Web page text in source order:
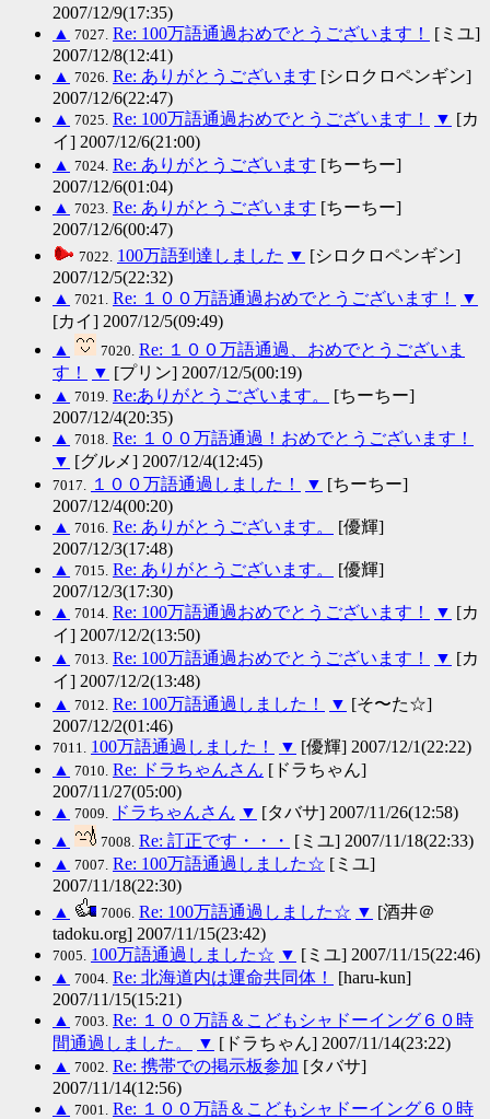
2007/12/9(17:35)
▲ 7027. Re: 100万語通過おめでとうございます！
[ミユ]
2007/12/8(12:41)
▲ 7026. Re: ありがとうございます [シロクロペンギン]
2007/12/6(22:47)
▲ 7025. Re: 100万語通過おめでとうございます！ ▼ [カ
イ] 2007/12/6(21:00)
▲ 7024. Re: ありがとうございます [ちーちー]
2007/12/6(01:04)
▲ 7023. Re: ありがとうございます [ちーちー]
2007/12/6(00:47)
7022. 100万語到達しました ▼ [シロクロペンギン]
2007/12/5(22:32)
▲ 7021. Re: １００万語通過おめでとうございます！
▼
[カイ] 2007/12/5(09:49)
▲
7020. Re: １００万語通過、おめでとうございま
す！
▼ [プリン] 2007/12/5(00:19)
▲ 7019. Re:ありがとうございます。
[ちーちー]
2007/12/4(20:35)
▲ 7018. Re: １００万語通過！おめでとうございます！
▼ [グルメ] 2007/12/4(12:45)
7017. １００万語通過しました！ ▼ [ちーちー]
2007/12/4(00:20)
▲ 7016. Re: ありがとうございます。
[優輝]
2007/12/3(17:48)
▲ 7015. Re: ありがとうございます。
[優輝]
2007/12/3(17:30)
▲ 7014. Re: 100万語通過おめでとうございます！ ▼ [カ
イ] 2007/12/2(13:50)
▲ 7013. Re: 100万語通過おめでとうございます！ ▼ [カ
イ] 2007/12/2(13:48)
▲ 7012. Re: 100万語通過しました！ ▼ [そ〜た☆]
2007/12/2(01:46)
7011. 100万語通過しました！ ▼ [優輝] 2007/12/1(22:22)
▲ 7010. Re: ドラちゃんさん [ドラちゃん]
2007/11/27(05:00)
▲ 7009. ドラちゃんさん ▼ [タバサ] 2007/11/26(12:58)
▲
7008. Re: 訂正です・・・
[ミユ] 2007/11/18(22:33)
▲ 7007. Re: 100万語通過しました☆ [ミユ]
2007/11/18(22:30)
▲
7006. Re: 100万語通過しました☆ ▼ [酒井＠
tadoku.org] 2007/11/15(23:42)
7005. 100万語通過しました☆ ▼ [ミユ] 2007/11/15(22:46)
▲ 7004. Re: 北海道内は運命共同体！
[haru-kun]
2007/11/15(15:21)
▲ 7003. Re: １００万語＆こどもシャドーイング６０時
間通過しました。
▼ [ドラちゃん] 2007/11/14(23:22)
▲ 7002. Re: 携帯での掲示板参加 [タバサ]
2007/11/14(12:56)
▲ 7001.
Re: １００万語＆こどもシャドーイング６０時